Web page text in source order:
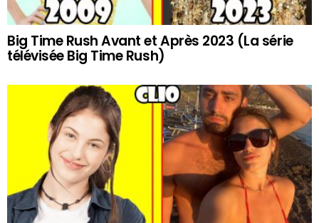
Big Time Rush Avant et Après 2023 (La série
télévisée Big Time Rush)